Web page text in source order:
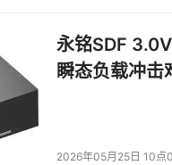
永铭SDF
瞬态负载冲击
2026年05月25日 10点